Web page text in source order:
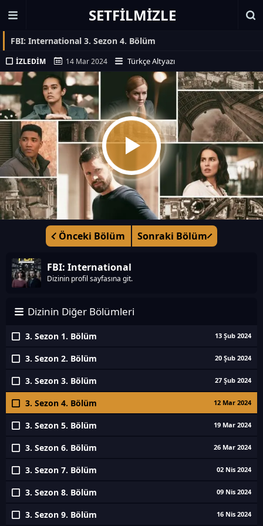
SETFILMIZLE
FBI: International 3. Sezon 4. Bölüm
İZLEDIM 14 Mar 2024 Türkçe Altyazı
Önceki Bölüm Sonraki Bölüm
FBI: International
Dizinin profil sayfasına git.
Dizinin Diğer Bölümleri
3. Sezon 1. Bölüm 13 Şub 2024
3. Sezon 2. Bölüm 20 Şub 2024
3. Sezon 3. Bölüm 27 Şub 2024
3. Sezon 4. Bölüm 12 Mar 2024
3. Sezon 5. Bölüm 19 Mar 2024
3. Sezon 6. Bölüm 26 Mar 2024
3. Sezon 7. Bölüm 02 Nis 2024
3. Sezon 8. Bölüm 09 Nis 2024
3. Sezon 9. Bölüm 16 Nis 2024